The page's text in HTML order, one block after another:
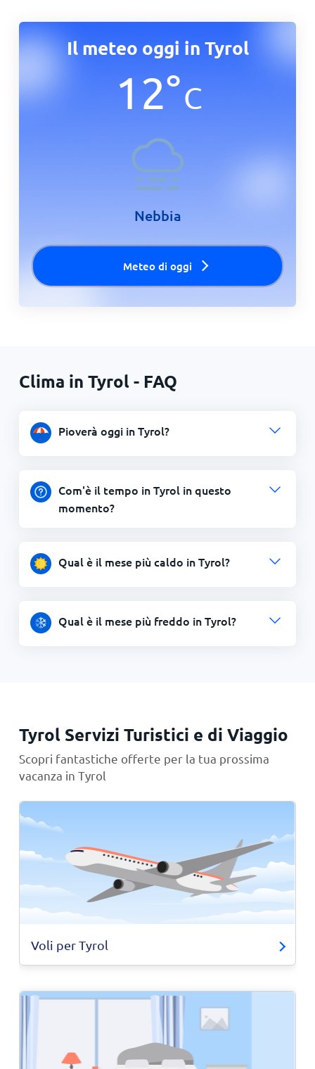
Il meteo oggi in Tyrol
12°C
Nebbia
Meteo di oggi
Clima in Tyrol - FAQ
Pioverà oggi in Tyrol?
Com'è il tempo in Tyrol in questo
momento?
Qual è il mese più caldo in Tyrol?
Qual è il mese più freddo in Tyrol?
Tyrol Servizi Turistici e di Viaggio
Scopri fantastiche offerte per la tua prossima
vacanza in Tyrol
Voli per Tyrol